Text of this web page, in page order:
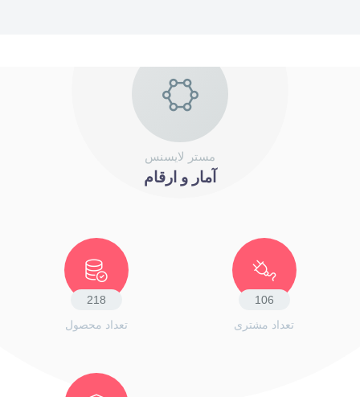
مستر لایسنس
آمار و ارقام
250
تعداد محصول
122
تعداد مشتری